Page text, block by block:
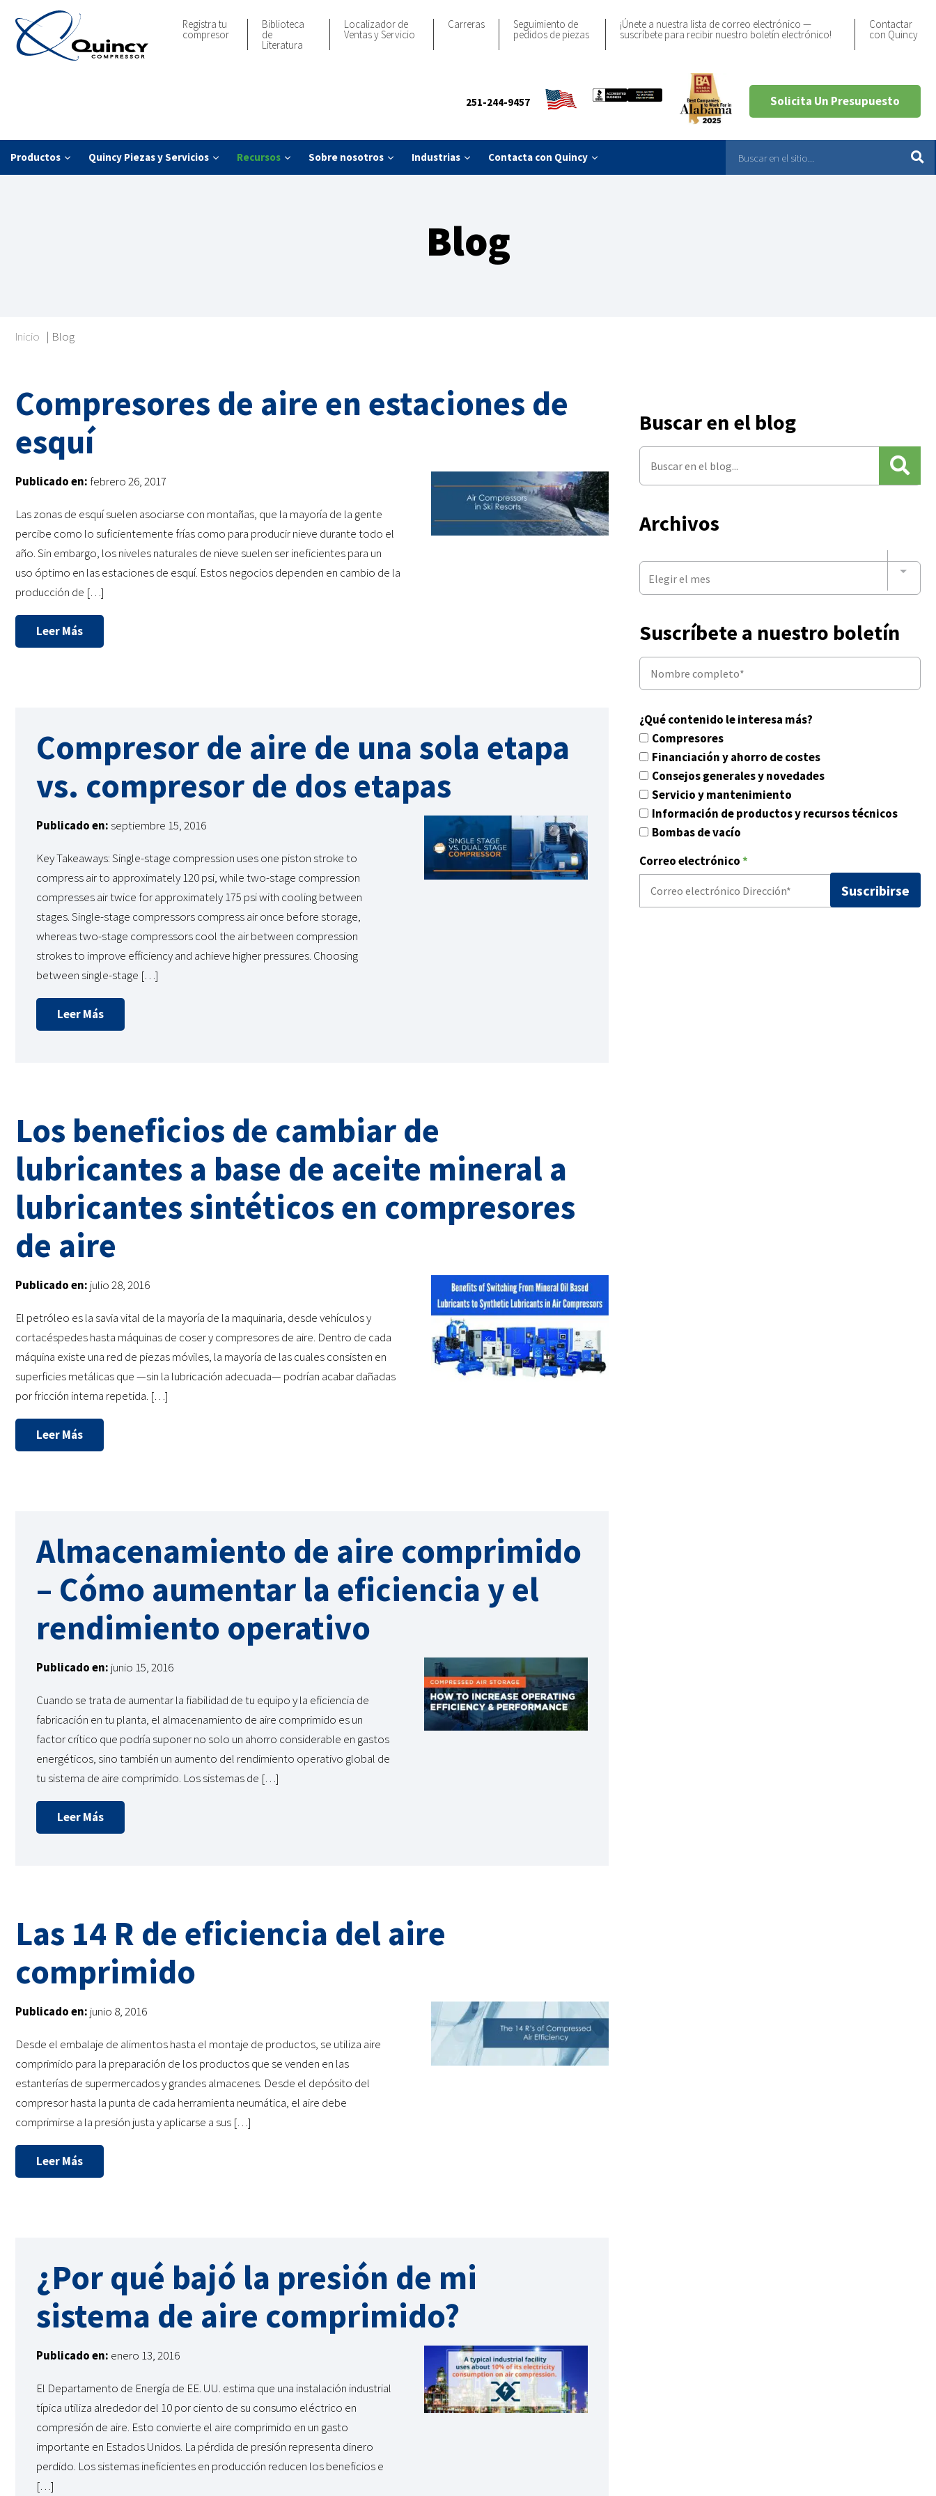
Registra tu
compresor
Biblioteca
de
Literatura
Localizador de
Ventas y Servicio
Carreras Seguimiento de
pedidos de piezas
¡Únete a nuestra lista de correo electrónico —
suscríbete para recibir nuestro boletín electrónico!
Contactar
con Quincy
251-244-9457 Solicita Un Presupuesto
Productos Quincy Piezas y Servicios Recursos Sobre nosotros Industrias Contacta con Quincy
Blog
Inicio | Blog
Compresores de aire en estaciones de
esquí
Publicado en: febrero 26, 2017
Las zonas de esquí suelen asociarse con montañas, que la mayoría de la gente
percibe como lo suficientemente frías como para producir nieve durante todo el
año. Sin embargo, los niveles naturales de nieve suelen ser ineficientes para un
uso óptimo en las estaciones de esquí. Estos negocios dependen en cambio de la
producción de […]
Leer Más
Compresor de aire de una sola etapa
vs. compresor de dos etapas
Publicado en:septiembre 15, 2016
Key Takeaways: Single-stage compression uses one piston stroke to
compress air to approximately 120 psi, while two-stage compression
compresses air twice for approximately 175 psi with cooling between
stages. Single-stage compressors compress air once before storage,
whereas two-stage compressors cool the air between compression
strokes to improve efficiency and achieve higher pressures. Choosing
between single-stage […]
Leer Más
Los beneficios de cambiar de
lubricantes a base de aceite mineral a
lubricantes sintéticos en compresores
de aire
Publicado en: julio 28, 2016
El petróleo es la savia vital de la mayoría de la maquinaria, desde vehículos y
cortacéspedes hasta máquinas de coser y compresores de aire. Dentro de cada
máquina existe una red de piezas móviles, la mayoría de las cuales consisten en
superficies metálicas que —sin la lubricación adecuada— podrían acabar dañadas
por fricción interna repetida. […]
Leer Más
Almacenamiento de aire comprimido
– Cómo aumentar la eficiencia y el
rendimiento operativo
Publicado en: junio 15, 2016
Cuando se trata de aumentar la fiabilidad de tu equipo y la eficiencia de
fabricación en tu planta, el almacenamiento de aire comprimido es un
factor crítico que podría suponer no solo un ahorro considerable en gastos
energéticos, sino también un aumento del rendimiento operativo global de
tu sistema de aire comprimido. Los sistemas de […]
Leer Más
Las 14 R de eficiencia del aire
comprimido
Publicado en: junio 8, 2016
Desde el embalaje de alimentos hasta el montaje de productos, se utiliza aire
comprimido para la preparación de los productos que se venden en las
estanterías de supermercados y grandes almacenes. Desde el depósito del
compresor hasta la punta de cada herramienta neumática, el aire debe
comprimirse a la presión justa y aplicarse a sus […]
Leer Más
¿Por qué bajó la presión de mi
sistema de aire comprimido?
Publicado en: enero 13, 2016
El Departamento de Energía de EE. UU. estima que una instalación industrial
típica utiliza alrededor del 10 por ciento de su consumo eléctrico en
compresión de aire. Esto convierte el aire comprimido en un gasto
importante en Estados Unidos. La pérdida de presión representa dinero
perdido. Los sistemas ineficientes en producción reducen los beneficios e
[…]
Buscar en el blog
Archivos
Elegir el mes
Suscríbete a nuestro boletín
¿Qué contenido le interesa más?
Compresores
Financiación y ahorro de costes
Consejos generales y novedades
Servicio y mantenimiento
Información de productos y recursos técnicos
Bombas de vacío
Correo electrónico*